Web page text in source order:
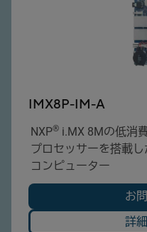
IMX8P-IM-A
NXP® i.MX 8Mの低消
プロセッサーを搭載
コンピューター
お
詳